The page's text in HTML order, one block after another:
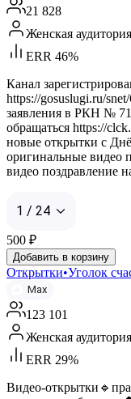
21 828
Женская аудитория
ERR 46%
Канал
https://gosuslugi.ru/
заявления в РКН №
обращаться https://
новые открытки с
оригинальные видео
видео поздравление
1 / 24
500 ₽
Добавить в корзину
Открытки•Уголок
Max
123 101
Женская аудитория
ERR 29%
Видео-